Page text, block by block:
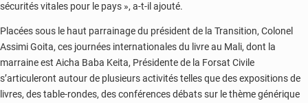
sécurités vitales pour le pays », a-t-il ajouté.
Placées sous le haut parrainage du président de la Transition, Colonel
Assimi Goita, ces journées internationales du livre au Mali, dont la
marraine est Aicha Baba Keita, Présidente de la Forsat Civile
s’articuleront autour de plusieurs activités telles que des expositions de
livres, des table-rondes, des conférences débats sur le thème générique